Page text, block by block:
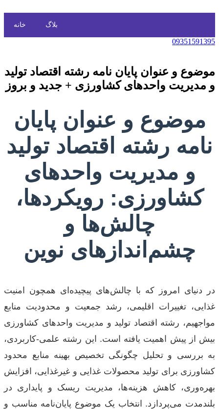
خانه بلاگ
09351591395
موضوع و عنوان پایان نامه رشته اقتصاد تولید
و مدیریت واحدهای کشاورزی + جدید و بروز
موضوع و عنوان پایان
نامه رشته اقتصاد تولید
و مدیریت واحدهای
کشاورزی: رویکردها،
چالش‌ها و
چشم‌اندازهای نوین
در دنیای امروز که با چالش‌های پیچیده‌ای همچون امنیت
غذایی، تغییرات اقلیمی، رشد جمعیت و محدودیت منابع
مواجهیم، رشته اقتصاد تولید و مدیریت واحدهای کشاورزی
بیش از پیش اهمیت یافته است. این رشته علمی-کاربردی،
به بررسی و تحلیل چگونگی تخصیص بهینه منابع محدود
کشاورزی برای تولید محصولات غذایی و غیرغذایی، افزایش
بهره‌وری، کاهش هزینه‌ها، مدیریت ریسک و پایداری در
بلندمدت می‌پردازد. انتخاب یک موضوع پایان‌نامه مناسب و